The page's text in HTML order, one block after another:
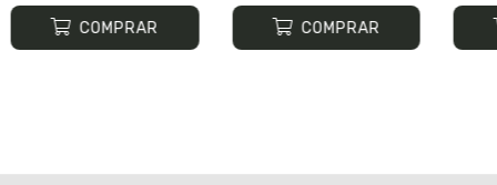
COMPRAR COMPRAR